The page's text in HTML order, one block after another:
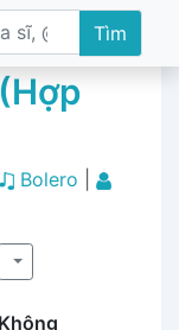
Tìm
Bolero